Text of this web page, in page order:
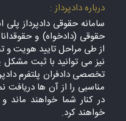
درباره دادپرداز :
سامانه حقوقی دادپرداز
حقوقی (دادخواه) و
از طی مراحل تایید هویت
نیز می توانید با ثبت
تخصصی دادفران پلتفرم
مناسبی را از آن ها دریافت
در کنار شما خواهند ماند
خواهند کرد.